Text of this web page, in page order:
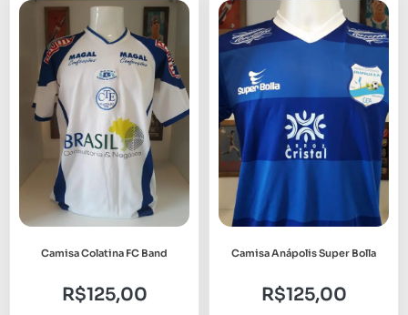
Camisa Colatina FC Band
R$125,00
Camisa Anápolis Super Bolla
R$125,00